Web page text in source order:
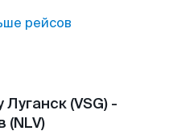
рейсов
(VSG) -
(NLV)